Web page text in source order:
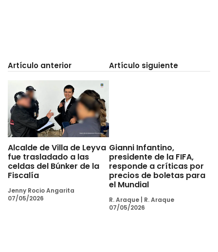
Artículo anterior
Alcalde de Villa de Leyva
fue trasladado a las
celdas del Búnker de la
Fiscalía
Jenny Rocio Angarita
07/05/2026
Artículo siguiente
Gianni Infantino,
presidente de la FIFA,
responde a críticas por
precios de boletas para
el Mundial
R. Araque
R. Araque
07/05/2026